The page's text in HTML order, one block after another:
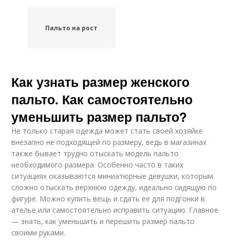
Пальто на рост
Как узнать размер женского
пальто. Как самостоятельно
уменьшить размер пальто?
Не только старая одежда может стать своей хозяйке
внезапно не подходящей по размеру, ведь в магазинах
также бывает трудно отыскать модель пальто
необходимого размера. Особенно часто в таких
ситуациях оказываются миниатюрные девушки, которым
сложно отыскать верхнюю одежду, идеально сидящую по
фигуре. Можно купить вещь и сдать ее для подгонки в
ателье или самостоятельно исправить ситуацию. Главное
— знать, как уменьшить и перешить размер пальто
своими руками.